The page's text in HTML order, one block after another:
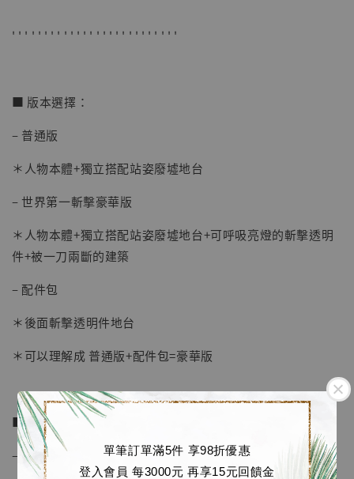
單筆訂單滿5件 享98折優惠
登入會員 每3000元 再享15元回饋金
NT$ 5,580
' ' ' ' ' ' ' ' ' ' ' ' ' ' ' ' ' ' ' ' ' ' ' ' ' '
■ 版本選擇：
– 普通版
＊人物本體+獨立搭配站姿廢墟地台
– 世界第一斬擊豪華版
＊人物本體+獨立搭配站姿廢墟地台+可呼吸亮燈的斬擊透明
件+被一刀兩斷的建築
– 配件包
＊後面斬擊透明件地台
＊可以理解成 普通版+配件包=豪華版
■ 商品資訊：
– 比例為 POP